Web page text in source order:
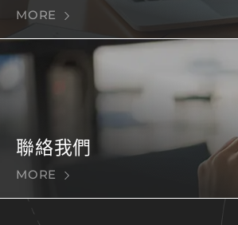
MORE
聯絡我們
MORE